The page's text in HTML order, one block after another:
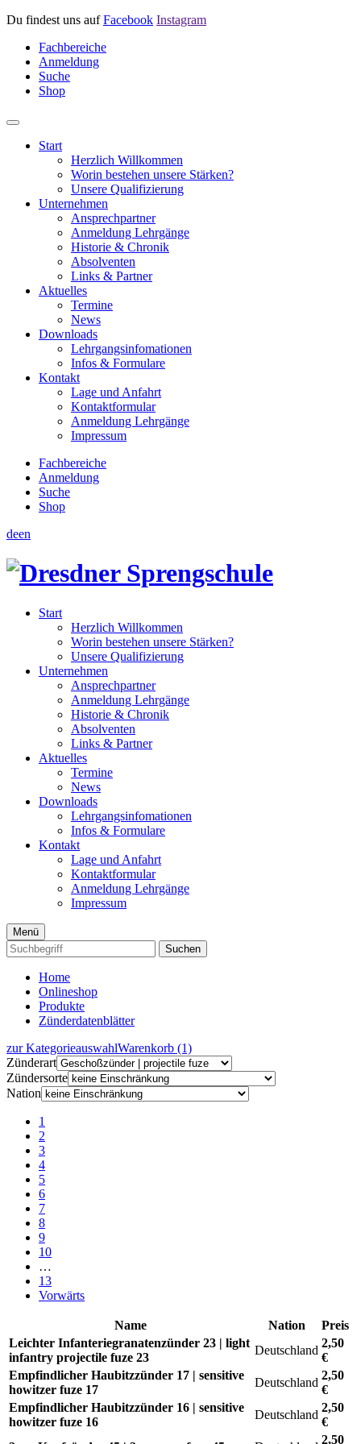
Du findest uns aufFacebook Instagram
Fachbereiche
Anmeldung
Suche
Shop
Start
Herzlich Willkommen
Worin bestehen unsere Stärken?
Unsere Qualifizierung
Unternehmen
Ansprechpartner
Anmeldung Lehrgänge
Historie & Chronik
Absolventen
Links & Partner
Aktuelles
Termine
News
Downloads
Lehrgangsinfomationen
Infos & Formulare
Kontakt
Lage und Anfahrt
Kontaktformular
Anmeldung Lehrgänge
Impressum
Fachbereiche
Anmeldung
Suche
Shop
deen
Start
Herzlich Willkommen
Worin bestehen unsere Stärken?
Unsere Qualifizierung
Unternehmen
Ansprechpartner
Anmeldung Lehrgänge
Historie & Chronik
Absolventen
Links & Partner
Aktuelles
Termine
News
Downloads
Lehrgangsinfomationen
Infos & Formulare
Kontakt
Lage und Anfahrt
Kontaktformular
Anmeldung Lehrgänge
Impressum
Menü
Suchen
Home
Onlineshop
Produkte
Zünderdatenblätter
zur KategorieauswahlWarenkorb (1)
Zünderart
Zündersorte
Nation
1
2
3
4
5
6
7
8
9
10
…
13
Vorwärts
Name Nation
Preis
Leichter Infanteriegranatenzünder 23 | light
infantry projectile fuze 23
Deutschland
2,50
€
Empfindlicher Haubitzzünder 17 | sensitive
howitzer fuze 17
Deutschland
2,50
€
Empfindlicher Haubitzzünder 16 | sensitive
howitzer fuze 16
Deutschland
2,50
€
2,50